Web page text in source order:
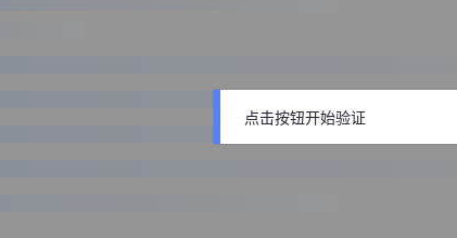
点击按钮开始验证